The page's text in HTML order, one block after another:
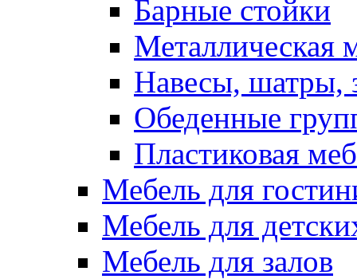
Барные стойки
Металлическая
Навесы, шатры,
Обеденные
Пластиковая
Мебель для
Мебель для
Мебель для залов